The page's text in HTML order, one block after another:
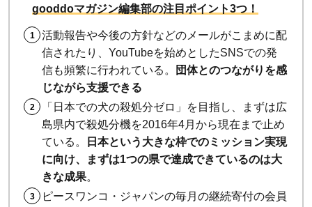
gooddoマガジン編集部の注目ポイント3つ！
活動報告や今後の方針などのメールがこまめに配
信されたり、YouTubeを始めとしたSNSでの発
信も頻繁に行われている。
団体とのつながりを感
じながら支援できる
「日本での犬の殺処分ゼロ」を目指し、まずは広
島県内で殺処分機を2016年4月から現在まで止め
ている。
日本という大きな枠でのミッション実現
に向け、まずは1つの県で達成できているのは大
きな成果。
ピースワンコ・ジャパンの毎月の継続寄付の会員